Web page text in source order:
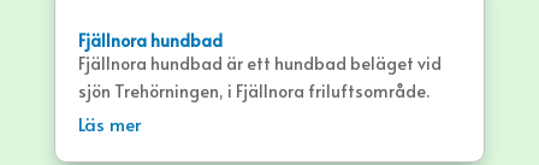
Fjällnora hundbad
Fjällnora hundbad är ett hundbad beläget vid
sjön Trehörningen, i Fjällnora friluftsområde.
Badplatsen är för hundar och erbjuder
Läs mer